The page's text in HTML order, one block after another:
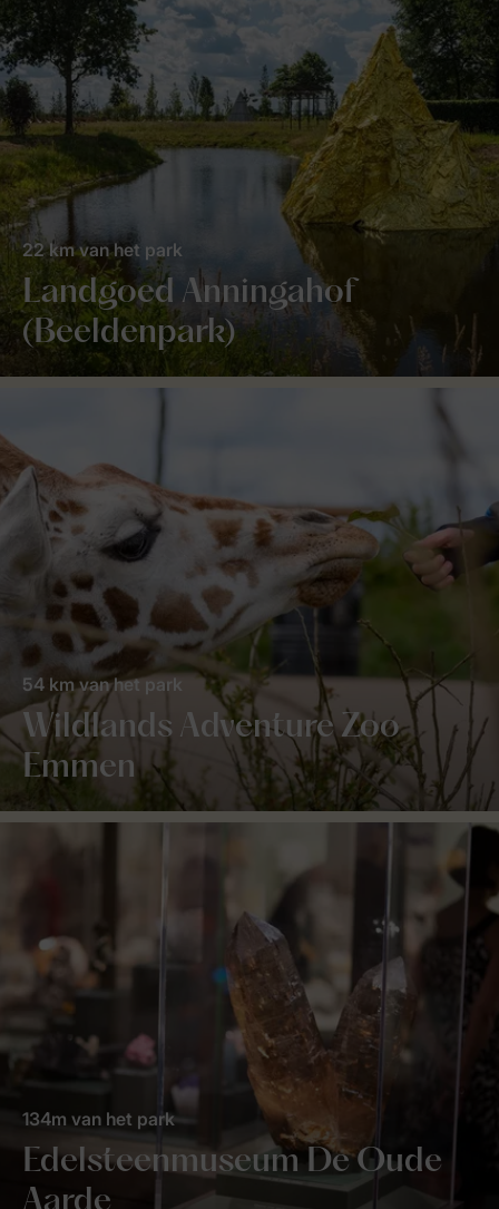
Landgoed Anningahof
(Beeldenpark)
22 km van het park
Wildlands Adventure Zoo
Emmen
54 km van het park
Edelsteenmuseum De Oude
134m van het park